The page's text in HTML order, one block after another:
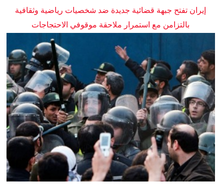
إيران تفتح جبهة قضائية جديدة ضد شخصيات رياضية وثقافية
بالتزامن مع استمرار ملاحقة موقوفي الاحتجاجات